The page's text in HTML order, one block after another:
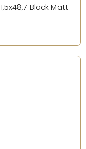
Black Matt